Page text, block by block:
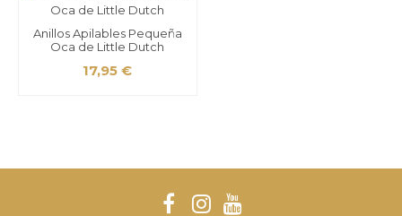
Anillos Apilables Pequeña
Oca de Little Dutch
17,95 €